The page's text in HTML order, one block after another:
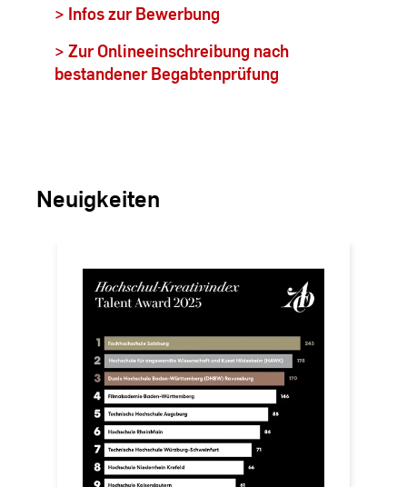
> Infos zur Bewerbung
> Zur Onlineeinschreibung nach
bestandener Begabtenprüfung
Neuigkeiten